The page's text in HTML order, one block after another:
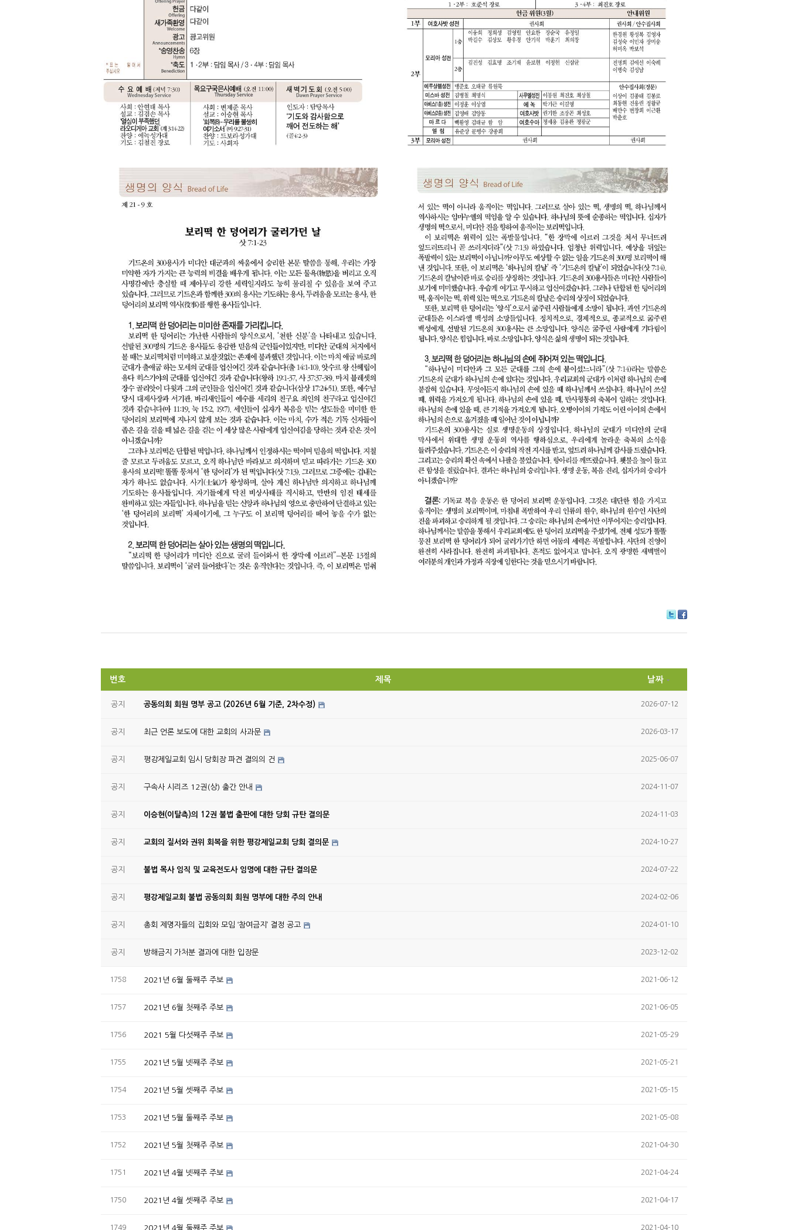
itte ce
번호 제목 날짜
공지 공동의회 회원 명부 공고 (2026년 6월 기준, 2차수정) 2026-07-12
공지 최근 언론 보도에 대한 교회의 사과문 2026-03-17
공지 평강제일교회 임시 당회장 파견 결의의 건 2025-06-07
공지 구속사 시리즈 12권(상) 출간 안내 2024-11-07
공지 이승현(이탈측)의 12권 불법 출판에 대한 당회 규탄 결의문 2024-11-03
공지 교회의 질서와 권위 회복을 위한 평강제일교회 당회 결의문 2024-10-27
공지 불법 목사 임직 및 교육전도사 임명에 대한 규탄 결의문 2024-07-22
공지 평강제일교회 불법 공동의회 회원 명부에 대한 주의 안내 2024-02-06
공지 총회 제명자들의 집회와 모임 ‘참여금지’ 결정 공고 2024-01-10
공지 방해금지 가처분 결과에 대한 입장문 2023-12-02
1758 2021년 6월 둘째주 주보 2021-06-12
1757 2021년 6월 첫째주 주보 2021-06-05
1756 2021 5월 다섯째주 주보 2021-05-29
1755 2021년 5월 넷째주 주보 2021-05-21
1754 2021년 5월 셋째주 주보 2021-05-15
1753 2021년 5월 둘째주 주보 2021-05-08
1752 2021년 5월 첫째주 주보 2021-04-30
1751 2021년 4월 넷째주 주보 2021-04-24
1750 2021년 4월 셋째주 주보 2021-04-17
1749 2021년 4월 둘째주 주보 2021-04-10